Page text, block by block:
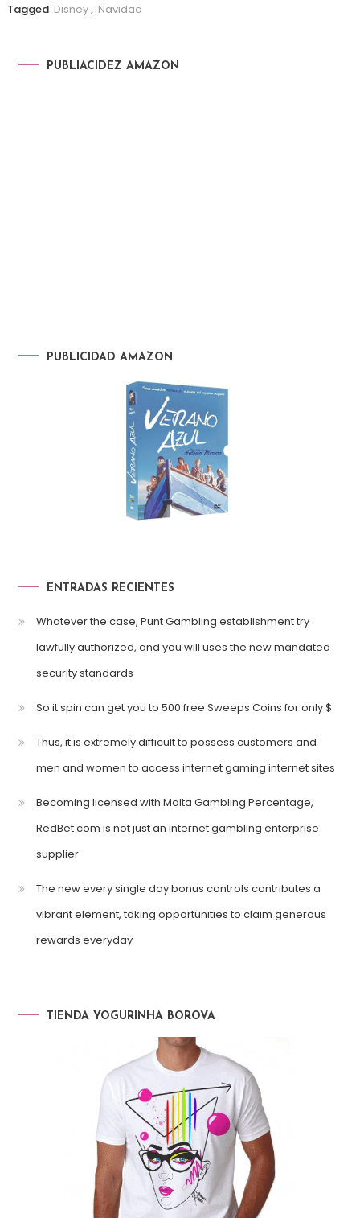
Tagged Disney, Navidad
PUBLIACIDEZ AMAZON
PUBLICIDAD AMAZON
ENTRADAS RECIENTES
Whatever the case, Punt Gambling establishment try
lawfully authorized, and you will uses the new mandated
security standards
So it spin can get you to 500 free Sweeps Coins for only $
Thus, it is extremely difficult to possess customers and
men and women to access internet gaming internet sites
Becoming licensed with Malta Gambling Percentage,
RedBet com is not just an internet gambling enterprise
supplier
The new every single day bonus controls contributes a
vibrant element, taking opportunities to claim generous
rewards everyday
TIENDA YOGURINHA BOROVA